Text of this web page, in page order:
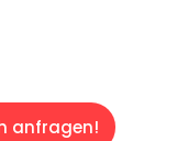
anfragen!